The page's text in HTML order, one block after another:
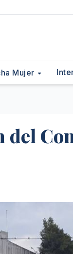
Mujer